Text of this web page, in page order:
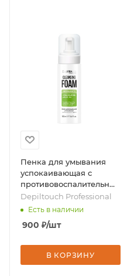
Пенка для умывания
успокаивающая с
противовоспалительным
эффектом, 160 мл, бренд
- Depiltouch Professional
Depiltouch Professional
Есть в наличии
900 ₽/шт
В КОРЗИНУ